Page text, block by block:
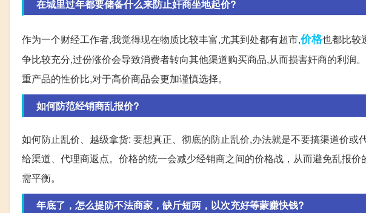
在城里过年都要储备什么来防止奸商坐地起价?
作为一个财经工作者,我觉得现在物质比较丰富,尤其到处都有超市,价格也都比较
争比较充分,过份涨价会导致消费者转向其他渠道购买商品,从而损害奸商的利润
重产品的性价比,对于高价商品会更加谨慎选择。
如何防范经销商乱报价?
如何防止乱价、越级拿货: 要想真正、彻底的防止乱价,办法就是不要搞渠道价
给渠道、代理商返点。价格的统一会减少经销商之间的价格战，从而避免乱报
需平衡。
年底了，怎么提防不法商家，缺斤短两，以次充好等蒙赚快钱?